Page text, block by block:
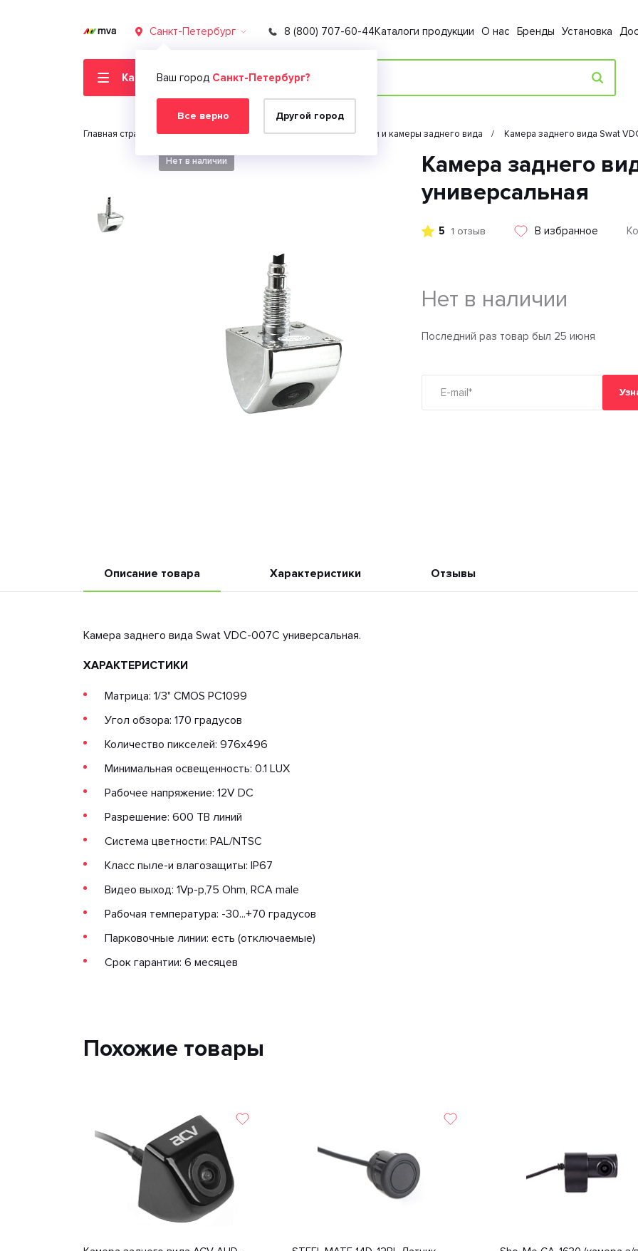
Санкт-Петербург
Ваш город Санкт-Петербург?
Все верно Другой город
8 (800) 707-60-44Каталоги продукции О нас Бренды Установка
Каталог товаров
Главная страница Автомобильная электроника Парктроники и камеры заднего вида Камера заднего вида Swat
Нет в наличии
Камера заднего
универсальная
5 1 отзыв В избранное
Нет в наличии
Последний раз товар был 25 июня
Описание товара Характеристики Отзывы
Камера заднего вида Swat VDC-007C универсальная.
ХАРАКТЕРИСТИКИ
Матрица: 1/3" CMOS PC1099
Угол обзора: 170 градусов
Количество пикселей: 976x496
Минимальная освещенность: 0.1 LUX
Рабочее напряжение: 12V DC
Разрешение: 600 ТВ линий
Система цветности: PAL/NTSC
Класс пыле-и влагозащиты: IP67
Видео выход: 1Vp-p,75 Ohm, RCA male
Рабочая температура: -30...+70 градусов
Парковочные линии: есть (отключаемые)
Срок гарантии: 6 месяцев
Похожие товары